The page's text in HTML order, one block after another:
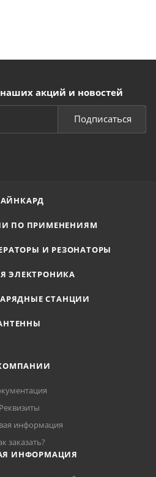
наших акций и новостей
Подписаться
ПО ПРИМЕНЕНИЯМ
И РЕЗОНАТОРЫ
ЭЛЕКТРОНИКА
СТАНЦИИ
Реквизиты
информация
заказать?
ИНФОРМАЦИЯ